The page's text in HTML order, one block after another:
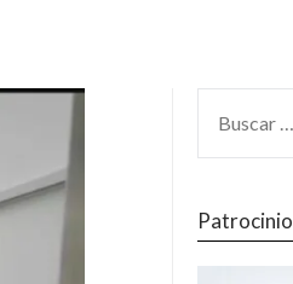
Patrocinio